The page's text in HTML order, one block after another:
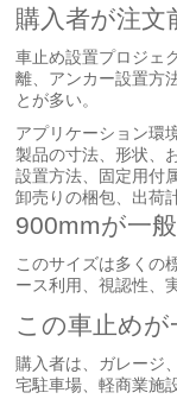
購入者が注
車止め設置プロジェ
離、アンカー設置方
とが多い。
アプリケーション環
製品の寸法、形状、
設置方法、固定用付
卸売りの梱包、出荷
900mmが一
このサイズは多くの
ース利用、視認性、
この車止め
購入者は、ガレージ
宅駐車場、軽商業施